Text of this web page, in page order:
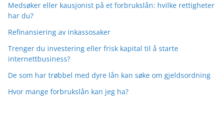
Medsøker eller kausjonist på et forbrukslån: hvilke rettigheter
har du?
Refinansiering av inkassosaker
Trenger du investering eller frisk kapital til å starte
internettbusiness?
De som har trøbbel med dyre lån kan søke om gjeldsordning
Hvor mange forbrukslån kan jeg ha?